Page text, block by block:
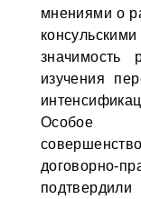
мнениями о
значимость
изучения
Особое